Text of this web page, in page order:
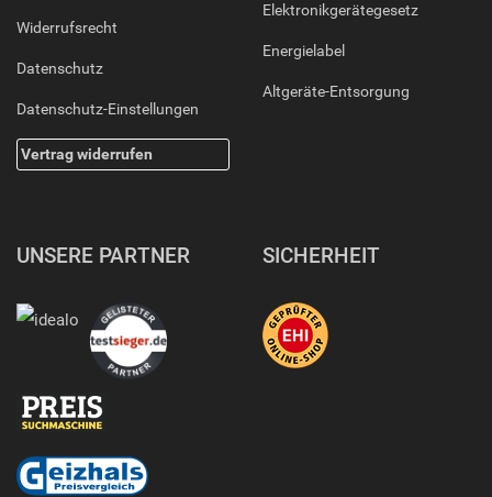
Widerrufsrecht
Datenschutz
Datenschutz-Einstellungen
Vertrag widerrufen
Elektronikgerätegesetz
Energielabel
Altgeräte-Entsorgung
UNSERE PARTNER SICHERHEIT